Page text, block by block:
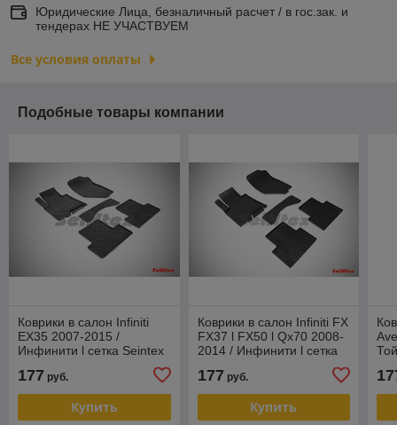
Юридические Лица, безналичный расчет / в гос.зак. и
тендерах НЕ УЧАСТВУЕМ
Все условия оплаты
Подобные товары компании
Коврики в салон Infiniti
EX35 2007-2015 /
Инфинити l сетка Seintex
177 руб.
Купить
Коврики в салон Infiniti FX
FX37 l FX50 l Qx70 2008-
2014 / Инфинити l сетка
177 руб.
Купить